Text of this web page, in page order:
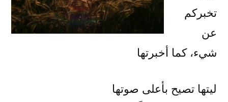
تخبركم
عن
شيء، كما أخبرتها
ليتها تصيح بأعلى صوتها